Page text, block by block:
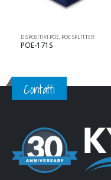
DISPOSITIVI POE POE SPLITTER
POE-171S
Contatti